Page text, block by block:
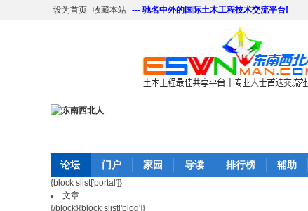
设为首页 收藏本站 --- 驰名中外的国际土木工程技术交流平台!
论坛 门户 家园 导读 排行榜 辅助
{block slist['portal']}
文章
{/block}{block slist['blog']}